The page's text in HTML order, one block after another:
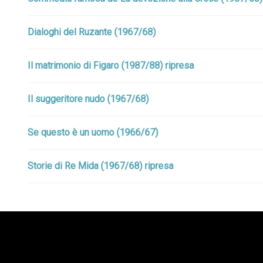
Dialoghi del Ruzante (1967/68)
Il matrimonio di Figaro (1987/88) ripresa
Il suggeritore nudo (1967/68)
Se questo è un uomo (1966/67)
Storie di Re Mida (1967/68) ripresa